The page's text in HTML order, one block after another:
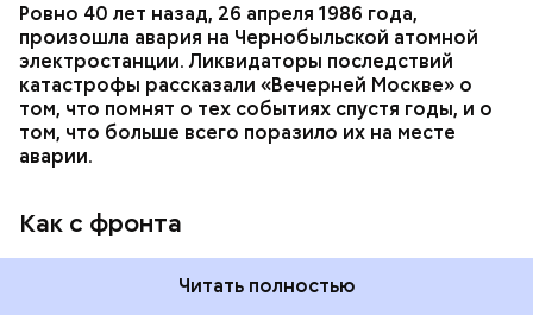
Ровно 40 лет назад, 26 апреля 1986 года,
произошла авария на Чернобыльской атомной
электростанции. Ликвидаторы последствий
катастрофы рассказали «Вечерней Москве» о
том, что помнят о тех событиях спустя годы, и о
том, что больше всего поразило их на месте
аварии.
Как с фронта
Читать полностью
Как рассказывает Житие, преподобный родился в
христианской религией и рано принял решение
посвятить свою жизнь Богу. Целыми днями отрок
книги. Его дядя, епископ Николай Патарский, видя
такое усердие, сделал юношу чтецом, а затем и
Как гласит предание, совершая паломничество в
Иерусалим, Николай Чудотворец по просьбе
отчаявшихся путников молитвой успокоил
разбушевавшееся море.